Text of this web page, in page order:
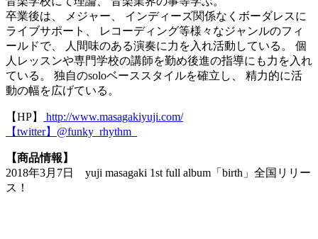
卒業後は、 メジャー、 インディーズ関係なくボーダレスに
ライブサポート、 レコーディング等様々なジャンルのフィ
ールドで、 人間味のある演奏に力を入れ活動している。 個
人レッスンや専門学校の講師を勤め後進の指導にも力を入れ
ている。 独自のsoloベーススタイルを確立し、 精力的に活
動の幅を広げている。
【HP】
http://www.masagakiyuji.com/
【twitter】@funky_rhythm_
【商品情報】
2018年3月7日 yuji masagaki 1st full album「birth」全国リリー
ス！